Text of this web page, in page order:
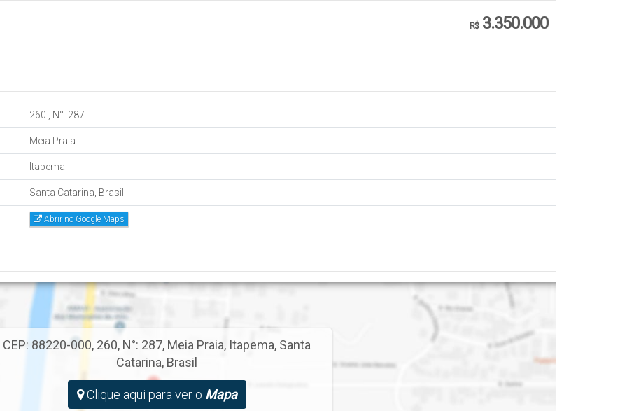
R$3.350.000
260 N°: 287
Meia Praia
Itapema
Santa Catarina, Brasil
Abrir no Google Maps
CEP: 88220-000, 260, N°: 287, Meia Praia, Itapema, Santa
Catarina, Brasil
Clique aqui para ver o Mapa